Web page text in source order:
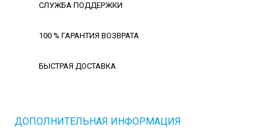
СЛУЖБА ПОДДЕРЖКИ
100 % ГАРАНТИЯ ВОЗВРАТА
БЫСТРАЯ ДОСТАВКА
ДОПОЛНИТЕЛЬНАЯ ИНФОРМАЦИЯ